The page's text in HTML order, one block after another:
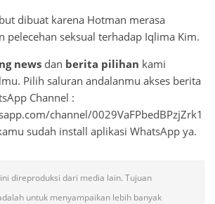
dibuat karena Hotman merasa
pelecehan seksual terhadap Iqlima Kim.
news dan berita pilihan kami
Pilih saluran andalanmu akses berita
Channel :
channel/0029VaFPbedBPzjZrk1
sudah install aplikasi WhatsApp ya.
direproduksi dari media lain. Tujuan
untuk menyampaikan lebih banyak